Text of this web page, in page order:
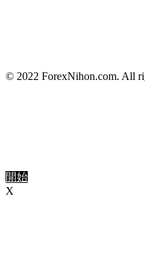
© 2022 ForexNihon.com. All
開始
X